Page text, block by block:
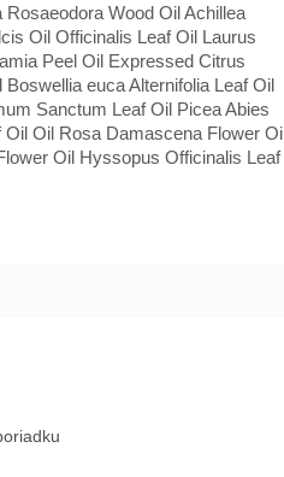
Wood Oil Achillea
Oil Officinalis Leaf Oil Laurus
Peel Oil Expressed Citrus
euca Alternifolia Leaf Oil
Sanctum Leaf Oil Picea Abies
Oil Rosa Damascena Flower Oil
Oil Hyssopus Officinalis Leaf
obchodu je 5 z 5 hviezdičiek.